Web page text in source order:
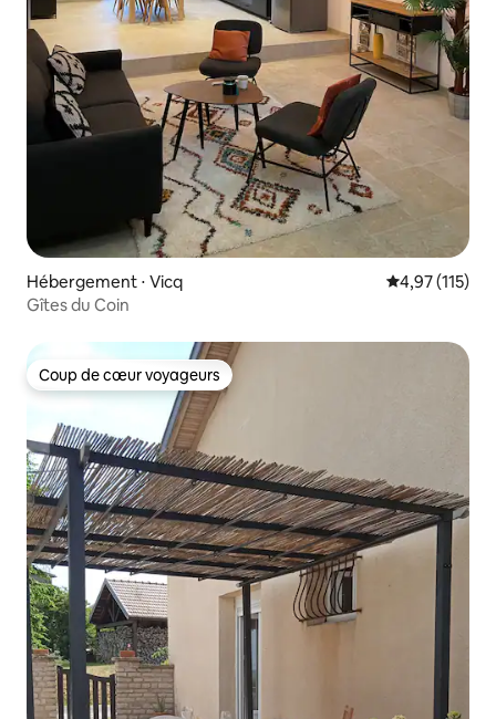
Hébergement ⋅ Vicq Évaluation
4,97 (115)
Gîtes du Coin
Coup de cœur voyageurs
Coup de cœur voyageurs